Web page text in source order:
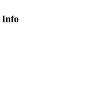
Info